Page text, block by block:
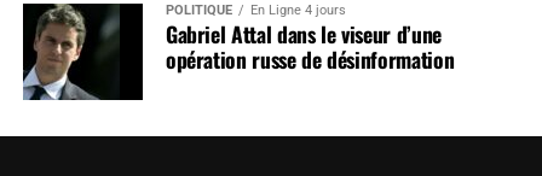
POLITIQUE En Ligne 4 jours
Gabriel Attal dans le viseur d’une
opération russe de désinformation